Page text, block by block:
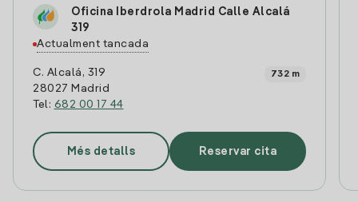
Oficina Iberdrola Madrid Calle Alcalá
319
Actualment tancada
C. Alcalá, 319
28027 Madrid
Tel: 682 00 17 44
732 m
Més detalls Reservar cita